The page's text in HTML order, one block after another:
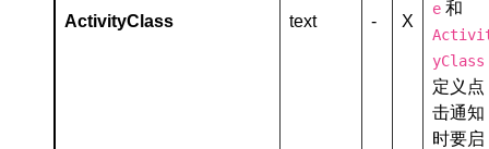
ActivityClass text - X
e和
yClass
定义点
击通知
时要启